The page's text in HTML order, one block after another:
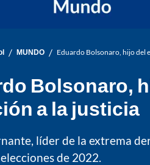
/ MUNDO / Eduardo Bolsonaro, hijo del
Bolsonaro,
a la justicia
líder de la extrema
de 2022.